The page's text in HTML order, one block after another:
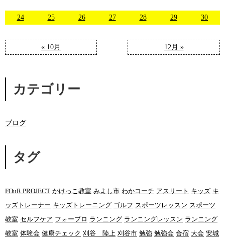
« 10月 12月 »
24 25 26 27 28 29 30
カテゴリー
ブログ
タグ
FOuR PROJECT かけっこ教室 みよし市 わかコーチ アスリート キッズ キ
ッズトレーナー キッズトレーニング ゴルフ スポーツレッスン スポーツ
教室 セルフケア フォープロ ランニング ランニングレッスン ランニング
教室 体験会 健康チェック 刈谷 陸上 刈谷市 勉強 勉強会 合宿 大会 安城